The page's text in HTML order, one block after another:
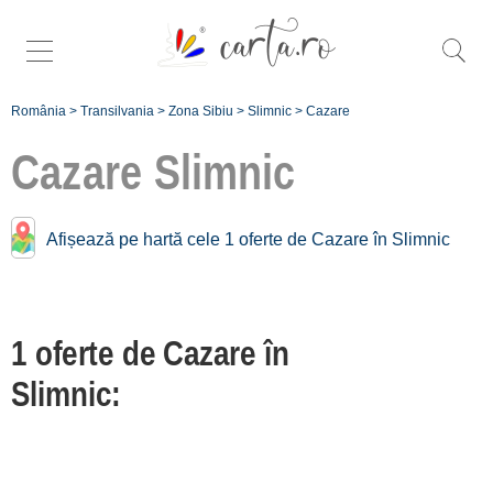
România > Transilvania > Zona Sibiu > Slimnic > Cazare
Cazare Slimnic
Afișează pe hartă cele 1 oferte de Cazare în Slimnic
1 oferte de Cazare în
Slimnic:
Cazare în apropiere de
Slimnic:
[1 oferte la 8.5 km]
Sibiu